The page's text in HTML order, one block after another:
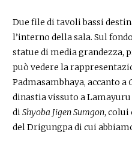
Due file di tavoli bassi
l’interno della sala. Sul
statue di media grandezza,
può vedere la
Padmasambhaya, accanto a
dinastia vissuto a
diShyoba Jigen Sumgon, colui
del Drigungpa di cui